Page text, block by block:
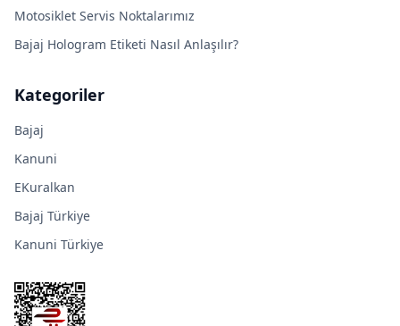
Motosiklet Servis Noktalarımız
Bajaj Hologram Etiketi Nasıl Anlaşılır?
Kategoriler
Bajaj
Kanuni
EKuralkan
Bajaj Türkiye
Kanuni Türkiye